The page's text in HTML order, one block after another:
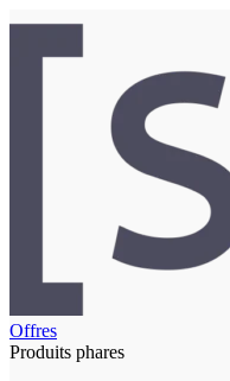
Offres
Produits phares